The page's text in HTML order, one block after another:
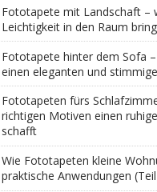
Fototapete mit Landschaft –
Leichtigkeit in den Raum
Fototapete hinter dem Sofa
einen eleganten und
Fototapeten fürs
richtigen Motiven einen
schafft
Wie Fototapeten kleine
praktische Anwendungen